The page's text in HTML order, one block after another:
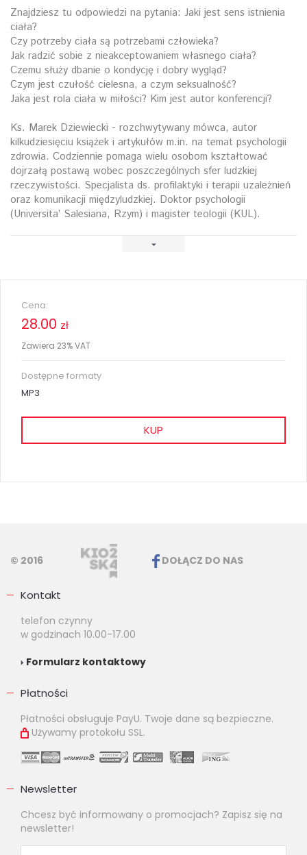
Znajdziesz tu odpowiedzi na pytania: Jaki jest sens istnienia
ciała?
Czy potrzeby ciała są potrzebami człowieka?
Jak radzić sobie z nieakceptowaniem własnego ciała?
Czemu służy dbanie o kondycję i dobry wygląd?
Czym jest czułość cielesna, a czym seksualność?
Jaka jest rola ciała w miłości? Kim jest autor konferencji?
Ks. Marek Dziewiecki - rozchwytywany mówca, autor
kilkudziesięciu książek i artykułów m.in. na temat psychologii
zdrowia. Codziennie pomaga wielu osobom kształtować
dojrzałą postawą wobec poszczególnych sfer ludzkiej
rzeczywistości. Specjalista ds. profilaktyki i terapii uzależnień
oraz komunikacji międzyludzkiej. Doktor psychologii
(Universita’ Salesiana, Rzym) i magister teologii (KUL).
Cena:
28.00 zł
Zawiera 23% VAT
Dostępne formaty
MP3
KUP
© 2016 DOŁĄCZ DO NAS
Kontakt
telefon czynny
w godzinach 10.00-17.00
Formularz kontaktowy
Płatności
Płatności obsługuje PayU. Twoje dane są bezpieczne.
Używamy protokołu SSL.
Newsletter
Chcesz być informowany o promocjach? Zapisz się na
newsletter!